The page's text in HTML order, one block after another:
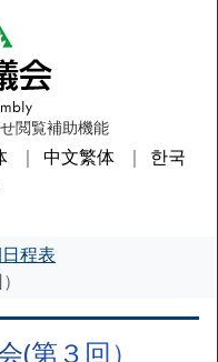
閲覧補助機能
中文繁体
한국
程表
(第３回）